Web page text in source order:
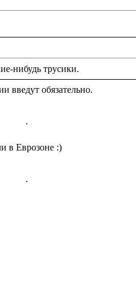
нибудь трусики.
введут обязательно.
.
в Еврозоне :)
.